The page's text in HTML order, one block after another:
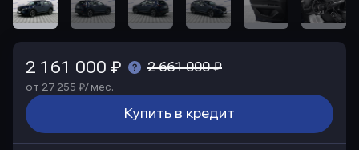
2 161 000 ₽ 2 661 000 ₽
от 27 255 ₽/ мес.
Купить в кредит